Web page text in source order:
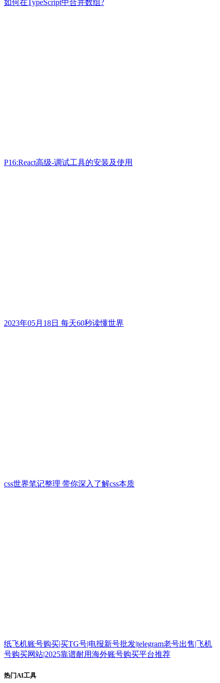
如何在TypeScript中合并数组?
P16:React高级-调试工具的安装及使用
2023年05月18日 每天60秒读懂世界
css世界笔记整理 带你深入了解css本质
纸飞机账号购买|买TG号|电报新号批发|telegram老号出售|飞机
号购买网站|2025靠谱耐用海外账号购买平台推荐
热门AI工具